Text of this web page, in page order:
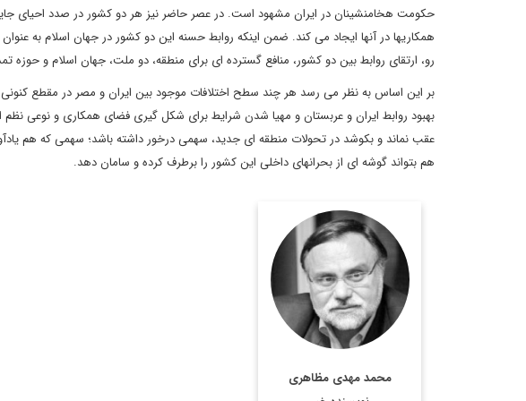
حکومت هخامنشینان در ایران مشهود است. در عصر حاضر نیز هر دو کشور در صدد احیای
همکاریها در آنها ایجاد می کند. ضمن اینکه روابط حسنه این دو کشور در جهان اسلام به
رو، ارتقای روابط بین دو کشور، منافع گسترده ای برای منطقه، دو ملت، جهان اسلام و
بر این اساس به نظر می رسد هر چند سطح اختلافات موجود بین ایران و مصر در مقطع کنونی
بهبود روابط ایران و عربستان و مهیا شدن شرایط برای شکل گیری فضای همکاری و نوعی
عقب نماند و بکوشد در تحولات منطقه ای جدید، سهمی درخور داشته باشد؛ سهمی که هم
هم بتواند گوشه ای از بحرانهای داخلی این کشور را برطرف کرده و سامان دهد.
محمد مهدی مظاهری